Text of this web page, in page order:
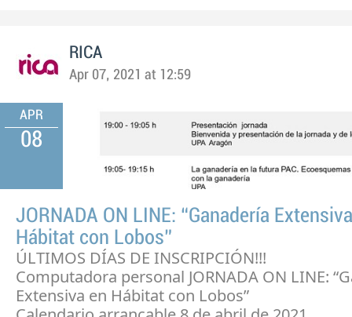
RICA
Apr 07, 2021 at 12:59
APR
08
JORNADA ON LINE: “Ganadería
Hábitat con Lobos”
ÚLTIMOS DÍAS DE INSCRIPCIÓN!!!
Computadora personal JORNADA ON LINE:
Extensiva en Hábitat con Lobos”